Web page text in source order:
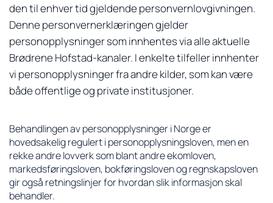
den til enhver tid gjeldende personvernlovgivningen.
Denne personvernerklæringen gjelder
personopplysninger som innhentes via alle aktuelle
Brødrene Hofstad-kanaler. I enkelte tilfeller innhenter
vi personopplysninger fra andre kilder, som kan være
både offentlige og private institusjoner.
Behandlingen av personopplysninger i Norge er
hovedsakelig regulert i personopplysningsloven, men en
rekke andre lovverk som blant andre ekomloven,
markedsføringsloven, bokføringsloven og regnskapsloven
gir også retningslinjer for hvordan slik informasjon skal
behandler.